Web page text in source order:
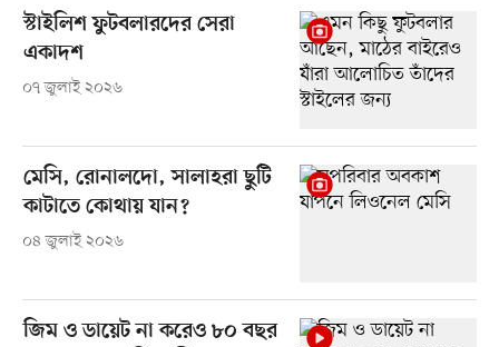
স্টাইলিশ ফুটবলারদের সেরা
একাদশ
০৭ জুলাই ২০২৬
মেসি, রোনালদো, সালাহরা ছুটি
কাটাতে কোথায় যান?
০৪ জুলাই ২০২৬
জিম ও ডায়েট না করেও ৮০ বছর